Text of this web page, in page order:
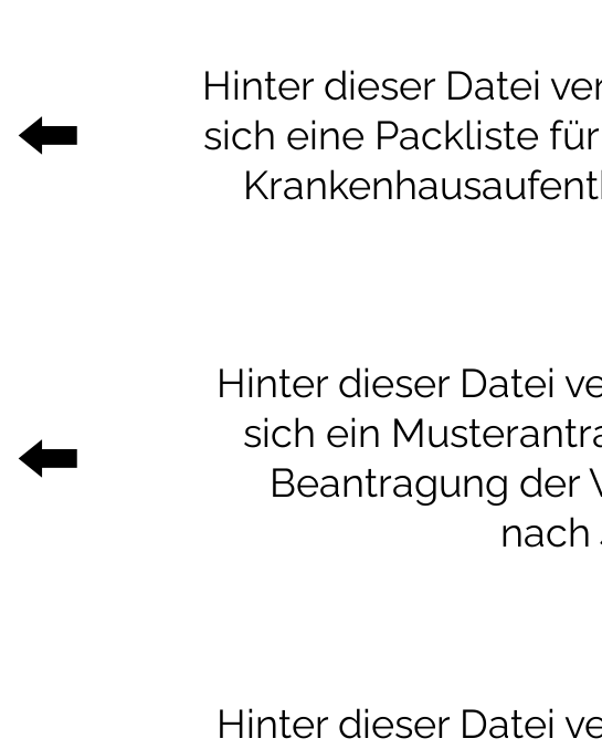
⬅️
Hinter dieser Datei
sich eine Packliste
⬅️
Hinter dieser Datei
sich ein
Beantragung der
nach
Hinter dieser Datei